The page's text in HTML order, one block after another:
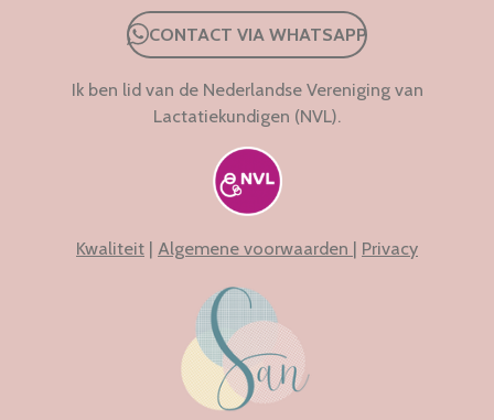
CONTACT VIA WHATSAPP
Ik ben lid van de Nederlandse Vereniging van
Lactatiekundigen (NVL).
Kwaliteit | Algemene voorwaarden | Privacy